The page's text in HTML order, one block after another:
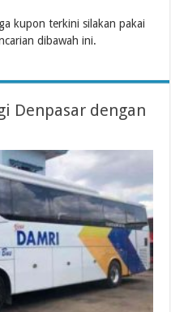
kupon terkini silakan pakai
dibawah ini.
Denpasar dengan